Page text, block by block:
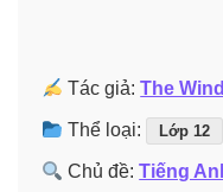
Tác giả:The
Thể loại: Lớp 12
Chủ đề:Tiếng